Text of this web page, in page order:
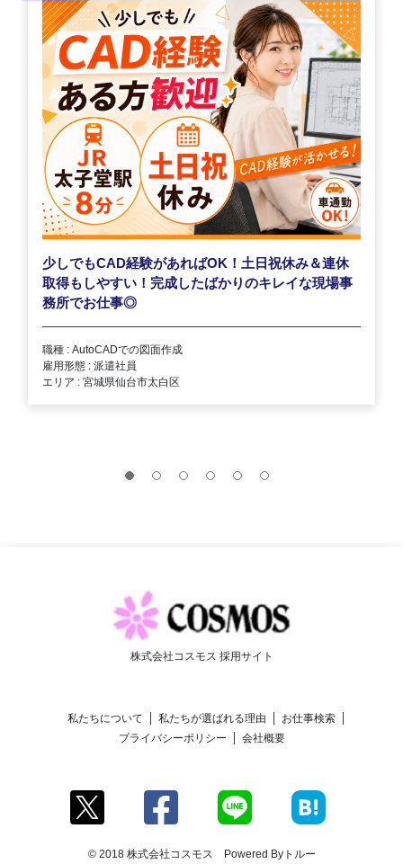
少しでもCAD経験があればOK！土日祝休み＆連休
取得もしやすい！完成したばかりのキレイな現場事
務所でお仕事◎
職種 : AutoCADでの図面作成
雇用形態 : 派遣社員
エリア : 宮城県仙台市太白区
株式会社コスモス 採用サイト
私たちについて 私たちが選ばれる理由
お仕事検索
プライバシーポリシー
会社概要
© 2018 株式会社コスモス Powered Byトルー